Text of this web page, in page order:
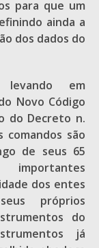
para que um
ainda a
dos dados do
em
Novo Código
do Decreto n.
comandos são
de seus 65
importantes
dos entes
próprios
do
já